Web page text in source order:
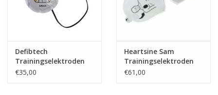
Defibtech
Trainingselektroden
(met stekker)
€35,00
Heartsine Sam
Trainingselektroden
€61,00